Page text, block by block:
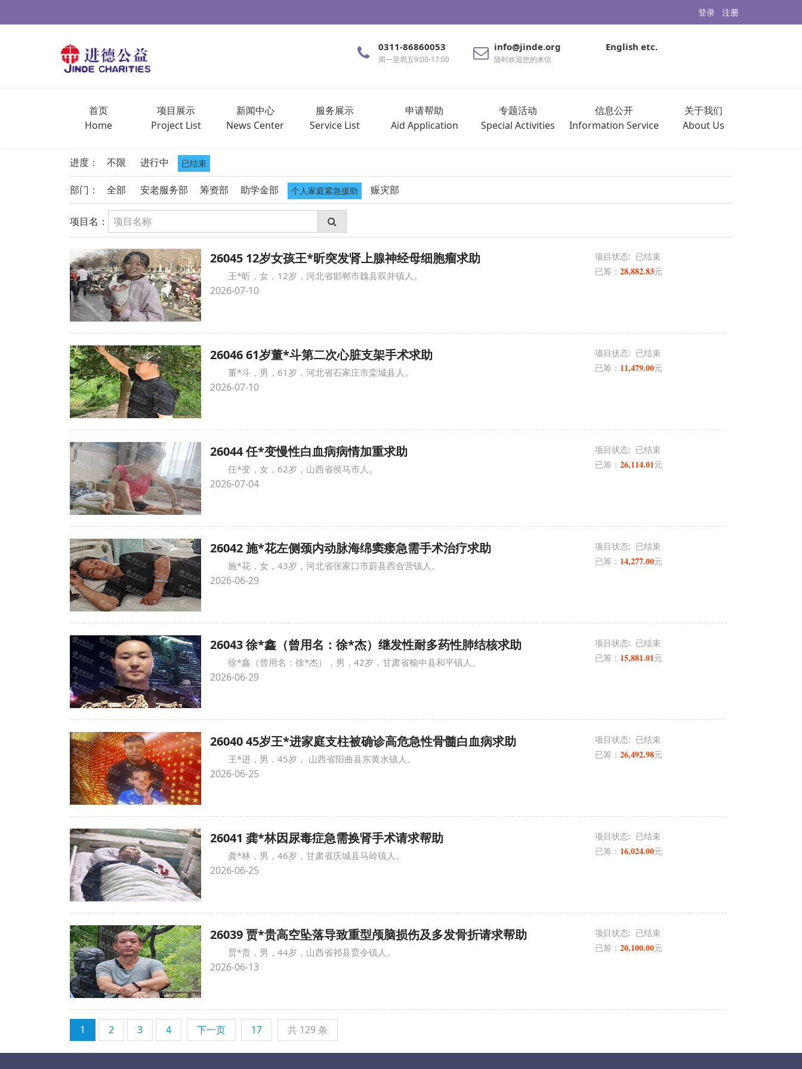
登录 注册
0311-86860053
周一至周五9:00-17:00
info@jinde.org
随时欢迎您的来信
English etc.
首页
Home
项目展示
Project List
新闻中心
News Center
服务展示
Service List
申请帮助
Aid Application
专题活动
Special Activities
信息公开
Information Service
关于我们
About Us
进度： 不限 进行中 已结束
部门： 全部 安老服务部 筹资部 助学金部 个人家庭紧急援助 赈灾部
项目名：
26045 12岁女孩王*昕突发肾上腺神经母细胞瘤求助
王*昕，女，12岁，河北省邯郸市魏县双井镇人。
2026-07-10
项目状态: 已结束
已筹： 28,882.83元
26046 61岁董*斗第二次心脏支架手术求助
董*斗，男，61岁，河北省石家庄市栾城县人。
2026-07-10
项目状态: 已结束
已筹： 11,479.00元
26044 任*变慢性白血病病情加重求助
任*变，女，62岁，山西省侯马市人。
2026-07-04
项目状态: 已结束
已筹： 26,114.01元
26042 施*花左侧颈内动脉海绵窦瘘急需手术治疗求助
施*花，女，43岁，河北省张家口市蔚县西合营镇人。
2026-06-29
项目状态: 已结束
已筹： 14,277.00元
26043 徐*鑫（曾用名：徐*杰）继发性耐多药性肺结核求助
徐*鑫（曾用名：徐*杰），男，42岁，甘肃省榆中县和平镇人。
2026-06-29
项目状态: 已结束
已筹： 15,881.01元
26040 45岁王*进家庭支柱被确诊高危急性骨髓白血病求助
王*进，男，45岁， 山西省阳曲县东黄水镇人。
2026-06-25
项目状态: 已结束
已筹： 26,492.98元
26041 龚*林因尿毒症急需换肾手术请求帮助
龚*林，男，46岁，甘肃省庆城县马岭镇人。
2026-06-25
项目状态: 已结束
已筹： 16,024.00元
26039 贾*贵高空坠落导致重型颅脑损伤及多发骨折请求帮助
贾*贵，男，44岁，山西省祁县贾令镇人。
2026-06-13
项目状态: 已结束
已筹： 20,100.00元
1 2 3 4 下一页 17 共 129 条